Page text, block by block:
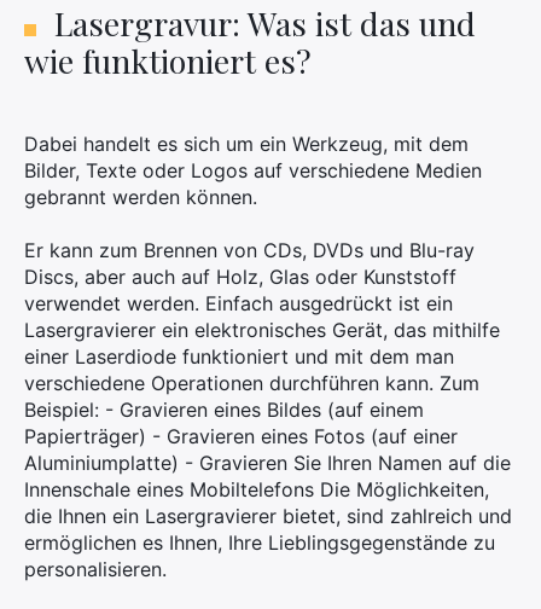
Lasergravur: Was ist das und
wie funktioniert es?
Dabei handelt es sich um ein Werkzeug, mit dem
Bilder, Texte oder Logos auf verschiedene Medien
gebrannt werden können.
Er kann zum Brennen von CDs, DVDs und Blu-ray
Discs, aber auch auf Holz, Glas oder Kunststoff
verwendet werden. Einfach ausgedrückt ist ein
Lasergravierer ein elektronisches Gerät, das mithilfe
einer Laserdiode funktioniert und mit dem man
verschiedene Operationen durchführen kann. Zum
Beispiel: - Gravieren eines Bildes (auf einem
Papierträger) - Gravieren eines Fotos (auf einer
Aluminiumplatte) - Gravieren Sie Ihren Namen auf die
Innenschale eines Mobiltelefons Die Möglichkeiten,
die Ihnen ein Lasergravierer bietet, sind zahlreich und
ermöglichen es Ihnen, Ihre Lieblingsgegenstände zu
personalisieren.